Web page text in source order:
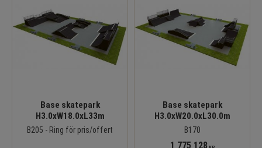
Base skatepark
H3.0xW18.0xL33m
B205 - Ring för pris/offert
Base skatepark
H3.0xW20.0xL30.0m
B170
1 775 128